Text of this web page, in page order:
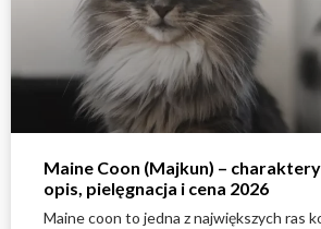
Maine Coon (Majkun) –
opis, pielęgnacja i cena 2026
Maine coon to jedna z największych ras